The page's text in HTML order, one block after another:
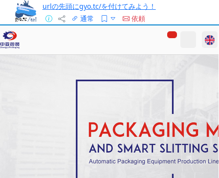
urlの先頭にgyo.tc/を付けてみよう！
通常
依頼